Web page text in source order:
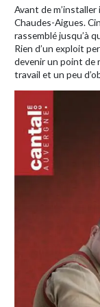
Avant de
Chaudes-Aigues.
rassemblé jusqu’à
Rien d’un exploit
devenir un point de
travail et un peu